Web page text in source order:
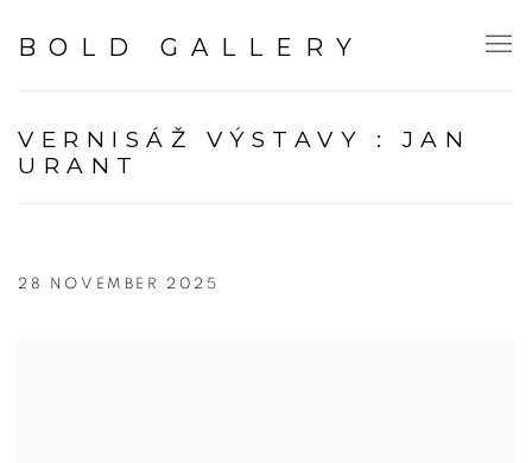
BOLD GALLERY
VERNISÁŽ VÝSTAVY : JAN
URANT
28 NOVEMBER 2025